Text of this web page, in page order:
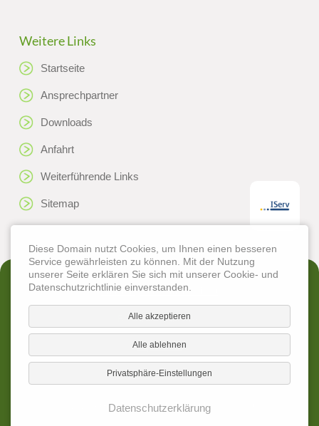
Weitere Links
Startseite
Ansprechpartner
Downloads
Anfahrt
Weiterführende Links
Sitemap
Erklärung zur Barrierefreiheit
Rechtliche Hinweise
Impressum
Datenschutzerklärung
© 2026 - Geschwister-Scholl-Schule Künzelsau
Diese Domain nutzt Cookies, um Ihnen einen besseren
Service gewährleisten zu können. Mit der Nutzung
unserer Seite erklären Sie sich mit unserer Cookie- und
Datenschutzrichtlinie einverstanden.
Alle akzeptieren
Alle ablehnen
Privatsphäre-Einstellungen
Datenschutzerklärung